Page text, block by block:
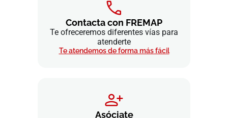
Contacta con FREMAP
Te ofreceremos diferentes vías para
atenderte
Te atendemos de forma más fácil
Asóciate